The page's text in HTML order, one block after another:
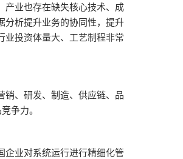
产业也存在缺失核心技术、成
分析提升业务的协同性，提升
业投资体量大、工艺制程非常
销、研发、制造、供应链、品
争力。
企业对系统运行进行精细化管